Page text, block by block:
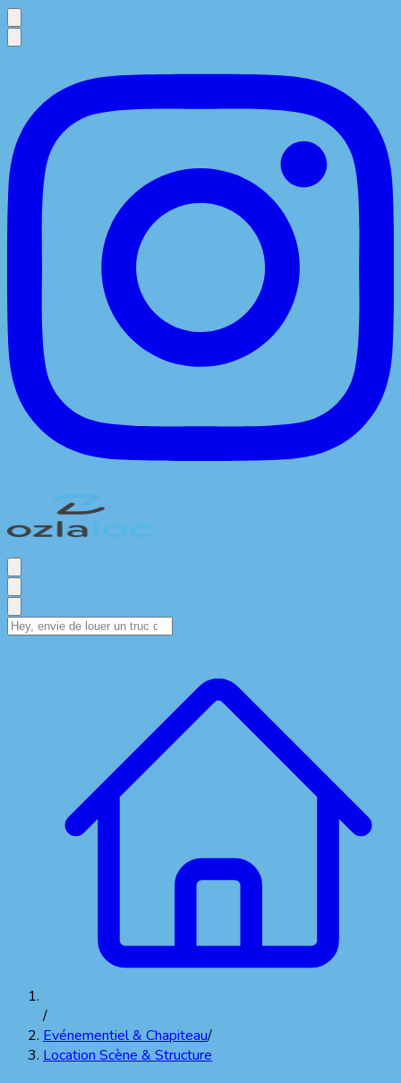
/
Evénementiel & Chapiteau/
Location Scène & Structure